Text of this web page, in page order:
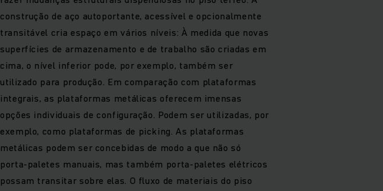
construção de aço autoportante, acessível e opcionalmente
transitável cria espaço em vários níveis: À medida que novas
superfícies de armazenamento e de trabalho são criadas em
cima, o nível inferior pode, por exemplo, também ser
utilizado para produção. Em comparação com plataformas
integrais, as plataformas metálicas oferecem imensas
opções individuais de configuração. Podem ser utilizadas, por
exemplo, como plataformas de picking. As plataformas
metálicas podem ser concebidas de modo a que não só
porta-paletes manuais, mas também porta-paletes elétricos
possam transitar sobre elas. O fluxo de materiais do piso